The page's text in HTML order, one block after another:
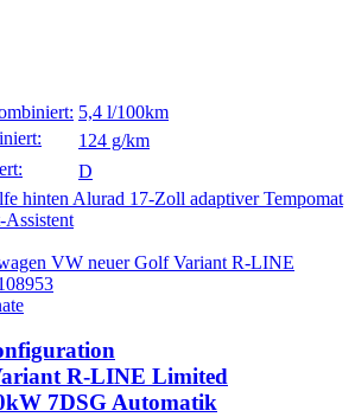
5,4 l/100km
124 g/km
D
hinten Alurad 17-Zoll adaptiver Tempomat
R-LINE Limited
7DSG Automatik